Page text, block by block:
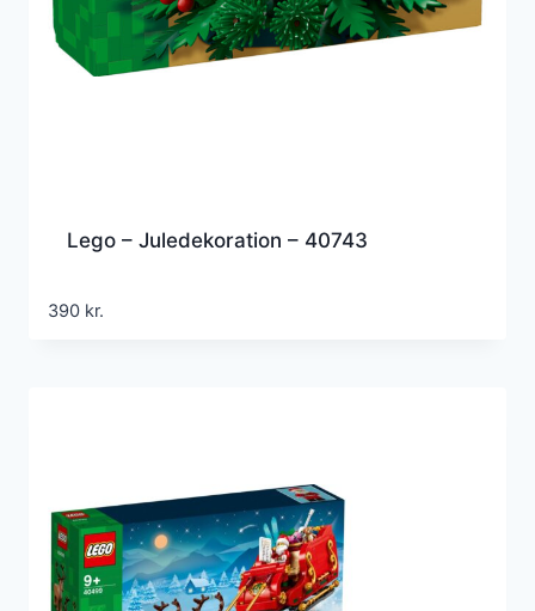
Lego – Juledekoration – 40743
390 kr.